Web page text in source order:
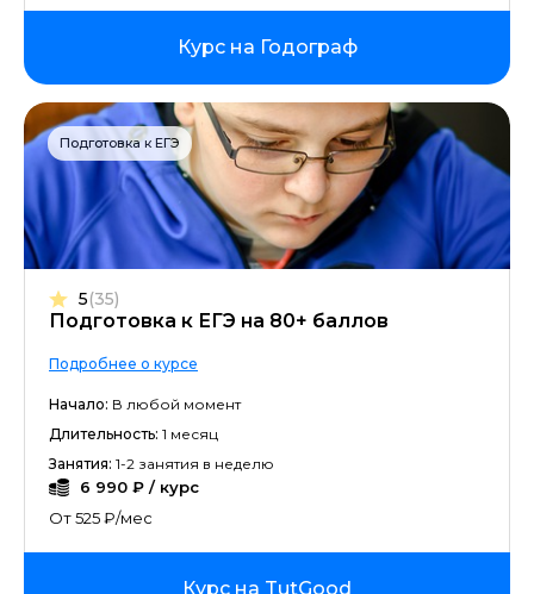
Курс на Годограф
Подготовка к ЕГЭ
Подготовка к ЕГЭ на 80+ баллов
5(35)
Подробнее о курсе
Начало: В любой момент
Длительность: 1 месяц
Занятия: 1-2 занятия в неделю
6 990 ₽ / курс
От 525 ₽/мес
Курс на TutGood